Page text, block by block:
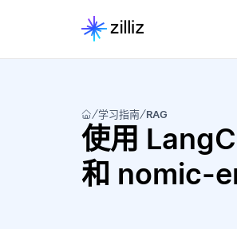
学习指南 RAG
使用
和 nomic-